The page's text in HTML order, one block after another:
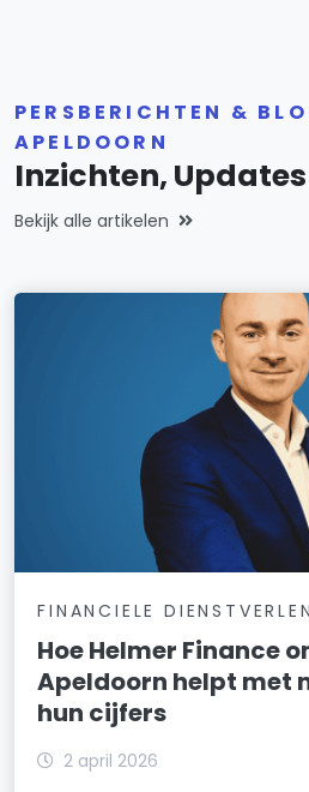
PERSBERICHTEN &
APELDOORN
Inzichten,
Bekijk alle artikelen
FINANCIELE
Hoe Helmer Finance
Apeldoorn helpt met
hun cijfers
2 april 2026